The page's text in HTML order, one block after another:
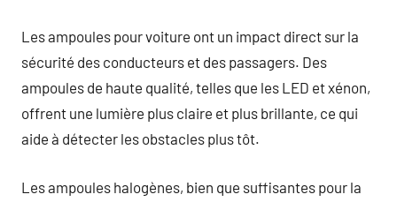
Les ampoules pour voiture ont un impact direct sur la
sécurité des conducteurs et des passagers. Des
ampoules de haute qualité, telles que les LED et xénon,
offrent une lumière plus claire et plus brillante, ce qui
aide à détecter les obstacles plus tôt.
Les ampoules halogènes, bien que suffisantes pour la